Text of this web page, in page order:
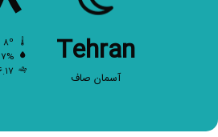
Tehran
آسمان صاف
۵۷%
۶.۱۷